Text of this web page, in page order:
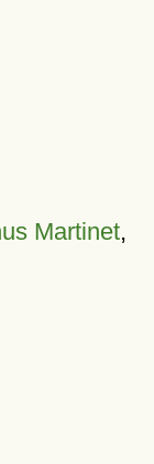
Martinet,